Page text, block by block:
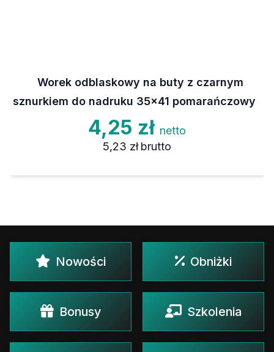
Worek odblaskowy na buty z czarnym
sznurkiem do nadruku 35x41 pomarańczowy
4,25 zł netto
5,23 zł brutto
Nowości Obniżki
Bonusy Szkolenia